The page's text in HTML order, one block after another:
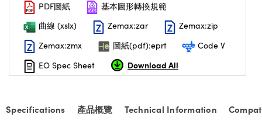
(UFI)
PDF圖紙
基本圖形轉換規範
曲線 (xslx)
Zemax:zar
Zemax:zip
Zemax:zmx
圖紙(pdf):eprt
Code V
EO Spec Sheet
Download All
Specifications 產品概覽 Technical Information